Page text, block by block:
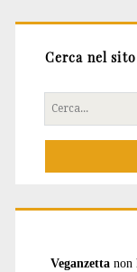
Cerca nel sito
Cerca
per:
Veganzetta non